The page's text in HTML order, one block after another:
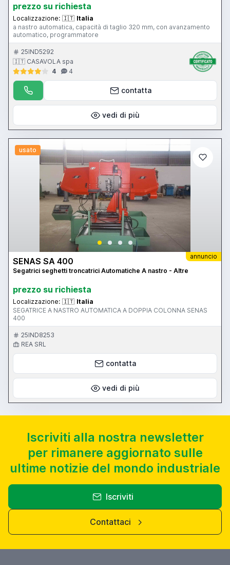
prezzo su richiesta
Localizzazione: 🇮🇹 Italia
a nastro automatica, capacità di taglio 320 mm, con avanzamento
automatico, programmatore
25IND5292
🇮🇹 CASAVOLA spa
4
4
contatta
vedi di più
usato
annuncio
SENAS SA 400
Segatrici seghetti troncatrici Automatiche A nastro - Altre
prezzo su richiesta
Localizzazione: 🇮🇹 Italia
SEGATRICE A NASTRO AUTOMATICA A DOPPIA COLONNA SENAS
400
25IND8253
REA SRL
contatta
vedi di più
Iscriviti alla nostra newsletter
per rimanere aggiornato sulle
ultime notizie del mondo industriale
Iscriviti
Contattaci